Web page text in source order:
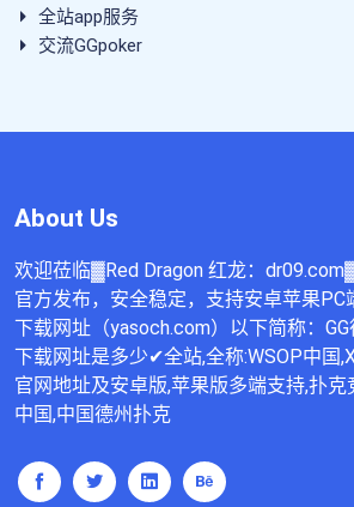
全站app服务
交流GGpoker
About Us
欢迎莅临▓Red Dragon 红龙：
官方发布，安全稳定，支持安卓苹果PC
下载网址（yasoch.com）以下简称：
下载网址是多少✔全站,全称:WSOP中国
官网地址及安卓版,苹果版多端支持,扑
中国,中国德州扑克